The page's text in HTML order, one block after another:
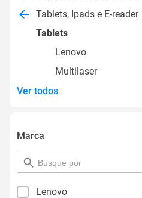
Tablets, Ipads e E-reader
Tablets
Lenovo
Multilaser
Ver todos
Marca
pesquisar
por
Lenovo